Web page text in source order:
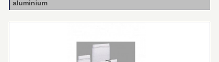
aluminium